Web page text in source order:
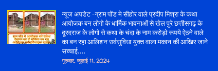
न्यूज अपडेट -ग्राम पोंड मे सीहोर वाले प्रदीप मिश्रा के कथा
आयोजक बन लोगो के धार्मिक भावनाओं से खेल पुरे छत्तीसगढ़ के
दूरदराज के लोगो से कथा के चंदा के नाम करोड़ो रूपये ऐठने वाले
का बन रहा आलिशन सर्वसुविधा युक्त वाला मकान की आखिर जाने
सच्चाई....
गुरुवार, जुलाई 11, 2024